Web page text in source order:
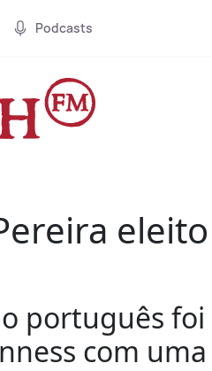
Podcasts
português foi
com